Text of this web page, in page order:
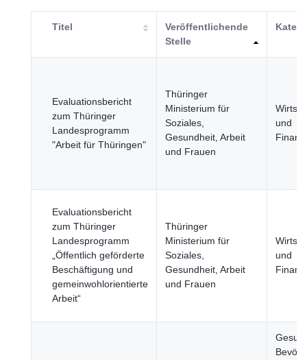
Titel
Veröffentlichende
Stelle
Evaluationsbericht
zum Thüringer
Landesprogramm
"Arbeit für Thüringen"
Thüringer
Ministerium für
Soziales,
Gesundheit, Arbeit
und Frauen
und
Evaluationsbericht
zum Thüringer
Landesprogramm
„Öffentlich geförderte
Beschäftigung und
gemeinwohlorientierte
Arbeit“
Thüringer
Ministerium für
Soziales,
Gesundheit, Arbeit
und Frauen
und